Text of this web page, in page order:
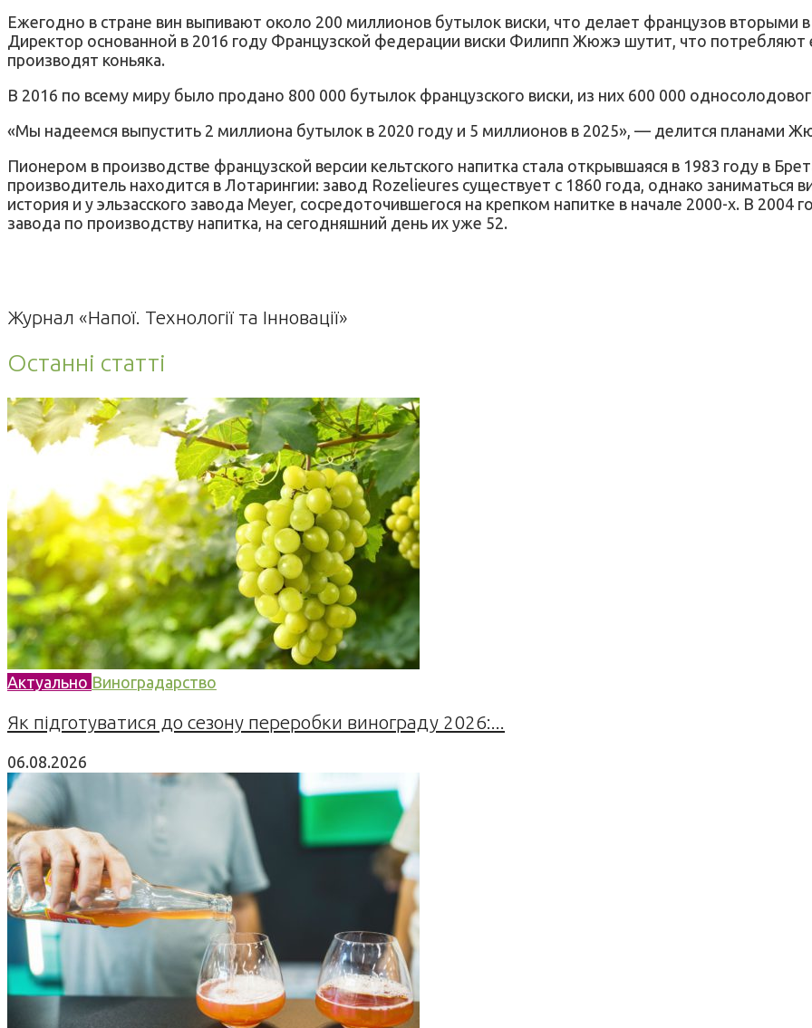
Ежегодно в стране вин выпивают около 200 миллионов бутылок виски, что делает французов вторыми
Директор основанной в 2016 году Французской федерации виски Филипп Жюжэ шутит, что потребляют
производят коньяка.
В 2016 по всему миру было продано 800 000 бутылок французского виски, из них 600 000
«Мы надеемся выпустить 2 миллиона бутылок в 2020 году и 5 миллионов в 2025», — делится планами
Пионером в производстве французской версии кельтского напитка стала открывшаяся в 1983 году в
производитель находится в Лотарингии: завод Rozelieures существует с 1860 года, однако заниматься
история и у эльзасского завода Meyer, сосредоточившегося на крепком напитке в начале 2000-х. В
завода по производству напитка, на сегодняшний день их уже 52.
Журнал «Напої. Технології та Інновації»
Останні статті
Актуально Виноградарство
Як підготуватися до сезону переробки винограду 2026:...
06.08.2026